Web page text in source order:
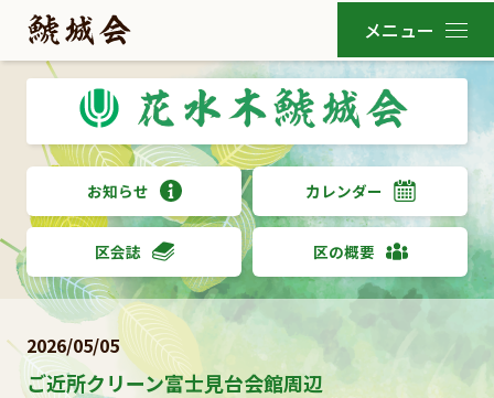
お知らせ カレンダー
区会誌 区の概要
2026/05/05
ご近所クリーン富士見台会館周辺